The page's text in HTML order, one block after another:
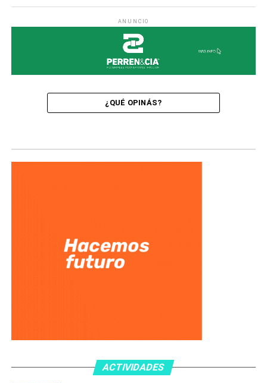
ANUNCIO
¿QUÉ OPINÁS?
ACTIVIDADES